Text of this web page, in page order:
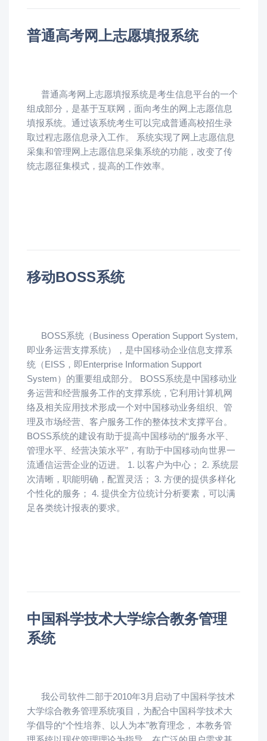
普通高考网上志愿填报系统
普通高考网上志愿填报系统是考生信息平台的一个
组成部分，是基于互联网，面向考生的网上志愿信息
填报系统。通过该系统考生可以完成普通高校招生录
取过程志愿信息录入工作。 系统实现了网上志愿信息
采集和管理网上志愿信息采集系统的功能，改变了传
统志愿征集模式，提高的工作效率。
移动BOSS系统
BOSS系统（Business Operation Support System,
即业务运营支撑系统），是中国移动企业信息支撑系
统（EISS，即Enterprise Information Support
System）的重要组成部分。 BOSS系统是中国移动业
务运营和经营服务工作的支撑系统，它利用计算机网
络及相关应用技术形成一个对中国移动业务组织、管
理及市场经营、客户服务工作的整体技术支撑平台。
BOSS系统的建设有助于提高中国移动的“服务水平、
管理水平、经营决策水平”，有助于中国移动向世界一
流通信运营企业的迈进。 1. 以客户为中心； 2. 系统层
次清晰，职能明确，配置灵活； 3. 方便的提供多样化
个性化的服务； 4. 提供全方位统计分析要素，可以满
足各类统计报表的要求。
中国科学技术大学综合教务管理
系统
我公司软件二部于2010年3月启动了中国科学技术
大学综合教务管理系统项目，为配合中国科学技术大
学倡导的“个性培养、以人为本”教育理念， 本教务管